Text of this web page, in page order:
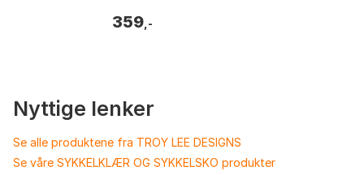
Black, Black / red. Størrelse:...
359 ,-
Nyttige lenker
Se alle produktene fra TROY LEE DESIGNS
Se våre SYKKELKLÆR OG SYKKELSKO produkter